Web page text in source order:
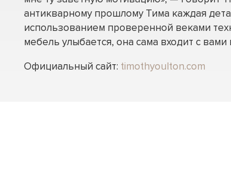
антикварному прошлому Тима каждая
использованием проверенной веками
мебель улыбается, она сама входит с вами
Официальный сайт: timothyoulton.com